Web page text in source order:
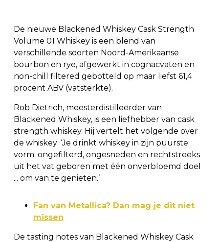
De nieuwe Blackened Whiskey Cask Strength
Volume 01 Whiskey is een blend van
verschillende soorten Noord-Amerikaanse
bourbon en rye, afgewerkt in cognacvaten en
non-chill filtered gebotteld op maar liefst 61,4
procent ABV (vatsterkte).
Rob Dietrich, meesterdistilleerder van
Blackened Whiskey, is een liefhebber van cask
strength whiskey. Hij vertelt het volgende over
de whiskey: ‘Je drinkt whiskey in zijn puurste
vorm; ongefilterd, ongesneden en rechtstreeks
uit het vat geboren met één onverbloemd doel
... om van te genieten.’
Fan van Metallica? Dan mag je dit niet
missen
De tasting notes van Blackened Whiskey Cask